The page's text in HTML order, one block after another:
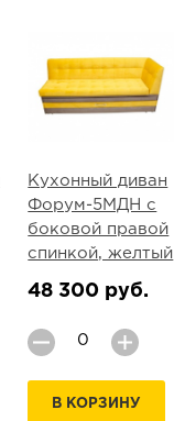
Кухонный диван
Форум-5МДН с
боковой правой
спинкой, желтый
48 300 руб.
В КОРЗИНУ